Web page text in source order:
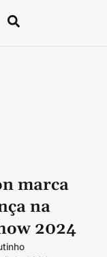
marca
na
2024